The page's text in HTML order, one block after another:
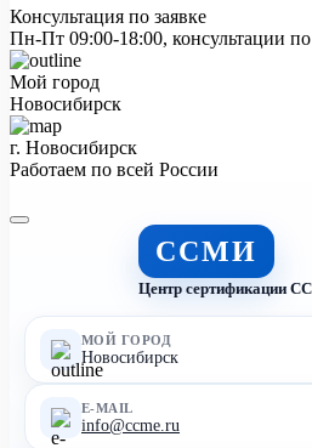
Консультация по заявке
Пн-Пт 09:00-18:00, консультации
Мой город
Новосибирск
г. Новосибирск
Работаем по всей России
ССМИ
Центр сертификации
МОЙ ГОРОД
Новосибирск
E-MAIL
info@ccme.ru